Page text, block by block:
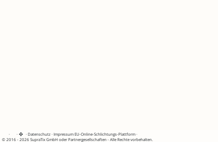
· · ·Datenschutz·Impressum EU-Online-Schlichtungs-Plattform·
© 2016 - 2026 SupraTix GmbH oder Partnergesellschaften - Alle Rechte vorbehalten.